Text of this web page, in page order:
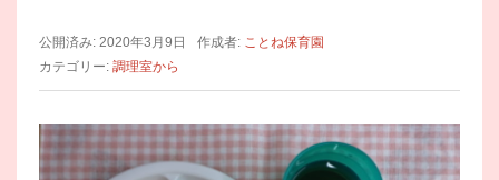
公開済み: 2020年3月9日 作成者: ことね保育園
カテゴリー: 調理室から